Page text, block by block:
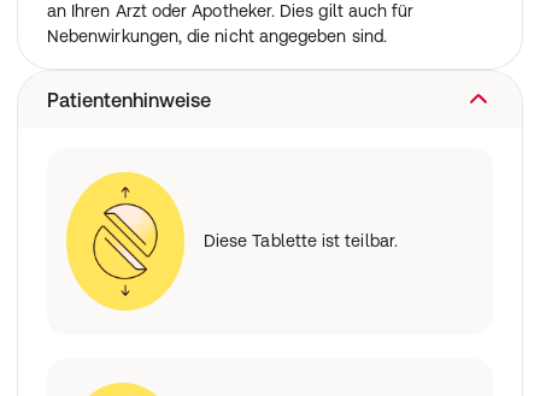
an Ihren Arzt oder Apotheker. Dies gilt auch für
Nebenwirkungen, die nicht angegeben sind.
Patientenhinweise
Diese Tablette ist teilbar.